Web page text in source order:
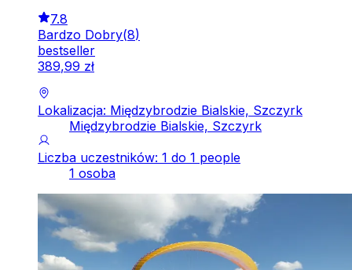
7.8
Bardzo Dobry(8)
bestseller
389,99 zł
Lokalizacja: Międzybrodzie Bialskie, Szczyrk
Międzybrodzie Bialskie, Szczyrk
Liczba uczestników: 1 do 1 people
1 osoba